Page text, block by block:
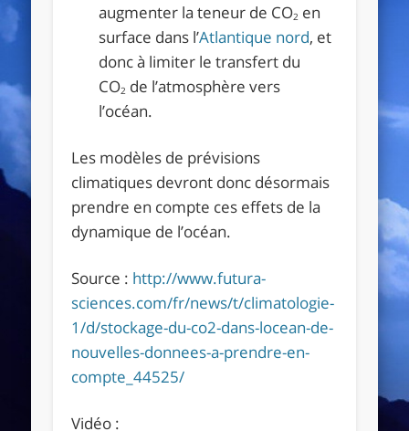
augmenter la teneur de CO2 en
surface dans l’Atlantique nord, et
donc à limiter le transfert du
CO2 de l’atmosphère vers
l’océan.
Les modèles de prévisions
climatiques devront donc désormais
prendre en compte ces effets de la
dynamique de l’océan.
Source : http://www.futura-
sciences.com/fr/news/t/climatologie-
1/d/stockage-du-co2-dans-locean-de-
nouvelles-donnees-a-prendre-en-
compte_44525/
Vidéo :